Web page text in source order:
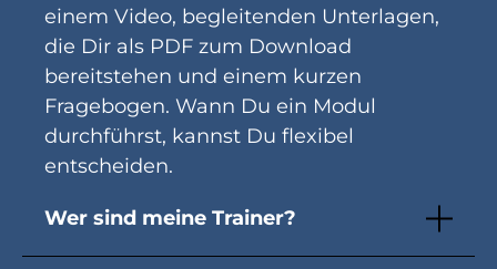
einem Video, begleitenden Unterlagen,
die Dir als PDF zum Download
bereitstehen und einem kurzen
Fragebogen. Wann Du ein Modul
durchführst, kannst Du flexibel
entscheiden.
Wer sind meine Trainer?